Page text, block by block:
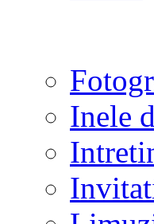
Inele